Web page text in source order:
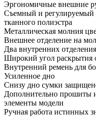
Эргономичные внешние
Съемный и регулируемый
тканного полиэстра
Металлическая молния
Внешнее отделение на
Два внутренних
Широкий угол раскрытия
Внутренний ремень для
Усиленное дно
Снизу дно сумки
Дополнительно прошиты
элементы модели
Ручная работа истинных